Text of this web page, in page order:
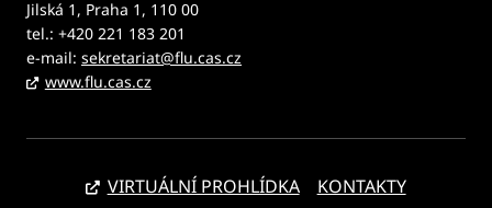
Jilská 1, Praha 1, 110 00
tel.: +420 221 183 201
e-mail: sekretariat@flu.cas.cz
www.flu.cas.cz
VIRTUÁLNÍ PROHLÍDKA KONTAKTY